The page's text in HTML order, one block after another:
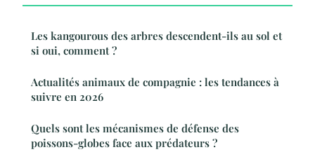
Les kangourous des arbres descendent-ils au sol et
si oui, comment ?
Actualités animaux de compagnie : les tendances à
suivre en 2026
Quels sont les mécanismes de défense des
poissons-globes face aux prédateurs ?